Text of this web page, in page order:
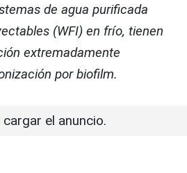
de agua purificada
(WFI) en frío, tienen
extremadamente
por biofilm.
cargar el anuncio.